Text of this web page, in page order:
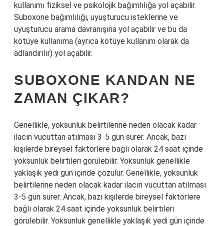
kullanımı fiziksel ve psikolojik bağımlılığa yol açabilir.
Suboxone bağımlılığı, uyuşturucu isteklerine ve
uyuşturucu arama davranışına yol açabilir ve bu da
kötüye kullanıma (ayrıca kötüye kullanım olarak da
adlandırılır) yol açabilir.
SUBOXONE KANDAN NE
ZAMAN ÇIKAR?
Genellikle, yoksunluk belirtilerine neden olacak kadar
ilacın vücuttan atılması 3-5 gün sürer. Ancak, bazı
kişilerde bireysel faktörlere bağlı olarak 24 saat içinde
yoksunluk belirtileri görülebilir. Yoksunluk genellikle
yaklaşık yedi gün içinde çözülür. Genellikle, yoksunluk
belirtilerine neden olacak kadar ilacın vücuttan atılması
3-5 gün sürer. Ancak, bazı kişilerde bireysel faktörlere
bağlı olarak 24 saat içinde yoksunluk belirtileri
görülebilir. Yoksunluk genellikle yaklaşık yedi gün içinde